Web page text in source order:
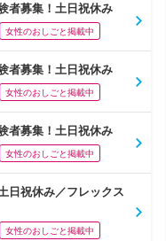
者募集！土日祝休み
女性のおしごと掲載中
者募集！土日祝休み
女性のおしごと掲載中
者募集！土日祝休み
女性のおしごと掲載中
日祝休み／フレックス
女性のおしごと掲載中